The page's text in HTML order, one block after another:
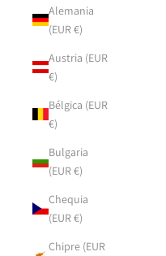
Alemania
(EUR €)
Austria (EUR
€)
Bélgica (EUR
€)
Bulgaria
(EUR €)
Chequia
(EUR €)
Chipre (EUR